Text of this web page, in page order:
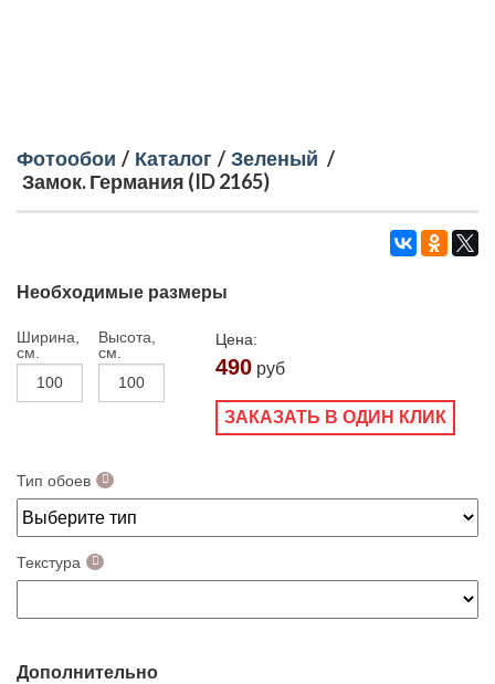
Фотообои / Каталог / Зеленый /
Замок. Германия (ID 2165)
Необходимые размеры
Ширина,
см.
Высота,
см.
Цена:
490 руб
ЗАКАЗАТЬ В ОДИН КЛИК
Тип обоев
Текстура
Дополнительно